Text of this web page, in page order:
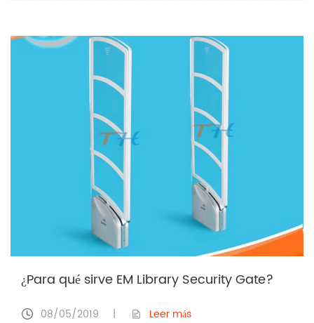
¿Para qué sirve EM Library Security Gate?
08/05/2019 | Leer más